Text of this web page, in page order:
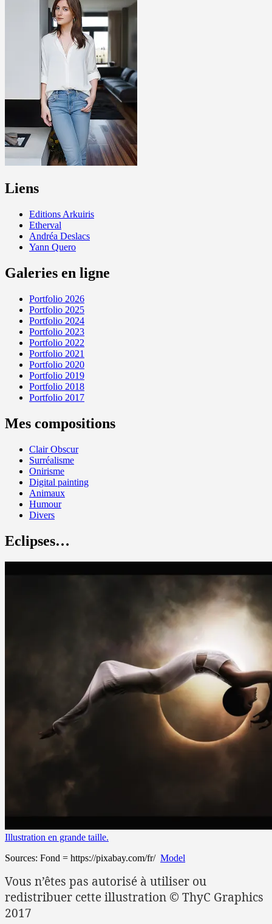
Liens
Editions Arkuiris
Etherval
Andréa Deslacs
Yann Quero
Galeries en ligne
Portfolio 2026
Portfolio 2025
Portfolio 2024
Portfolio 2023
Portfolio 2022
Portfolio 2021
Portfolio 2020
Portfolio 2019
Portfolio 2018
Portfolio 2017
Mes compositions
Clair Obscur
Surréalisme
Onirisme
Digital painting
Animaux
Humour
Divers
Eclipses…
Illustration en grande taille.
Sources: Fond = https://pixabay.com/fr/ Model
Vous n’êtes pas autorisé à utiliser ou
redistribuer cette illustration © ThyC Graphics
2017